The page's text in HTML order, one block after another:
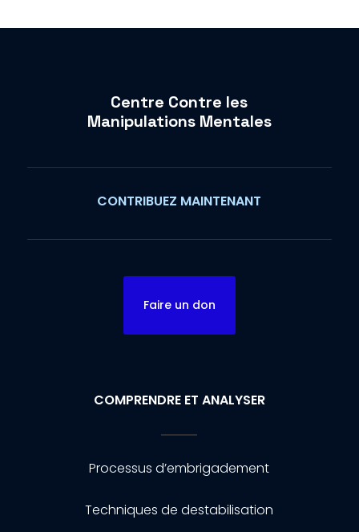
Centre Contre les
Manipulations Mentales
CONTRIBUEZ MAINTENANT
Faire un don
COMPRENDRE ET ANALYSER
Processus d’embrigadement
Techniques de destabilisation